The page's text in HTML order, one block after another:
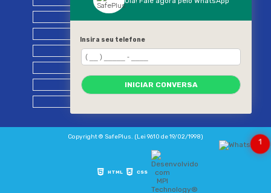
Blog
Contato
Categorias
Copyright © SafePlus. (Lei 9610 de 19/02/1998)
HTML CSS
1
Insira seu telefone
INICIAR CONVERSA